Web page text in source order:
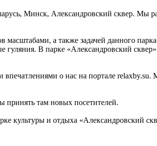
Минск, Александровский сквер. Мы
а также задачей данного
В парке «Александровский
о нас на портале
принять там новых посетителей.
и отдыха «Александровский